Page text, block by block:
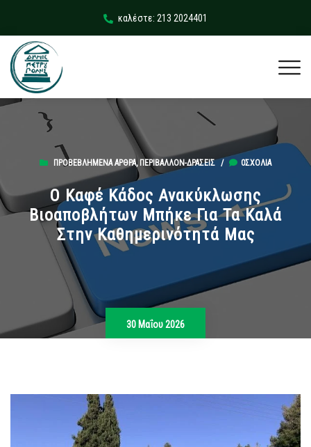
καλέστε: 213 2024401
ΠΡΟΒΕΒΛΗΜΈΝΑ ΆΡΘΡΑ, ΠΕΡΙΒΆΛΛΟΝ-ΔΡΆΣΕΙΣ/ 0ΣΧΌΛΙΑ
Ο Καφέ Κάδος Ανακύκλωσης
Βιοαποβλήτων Μπήκε Για Τα Καλά
Στην Καθημερινότητά Μας
30 Μαΐου 2026